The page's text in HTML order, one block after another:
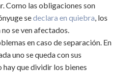
Como las obligaciones son
sedeclara en quiebra, los
se ven afectados.
en caso de separación. En
uno se queda con sus
hay que dividir los bienes